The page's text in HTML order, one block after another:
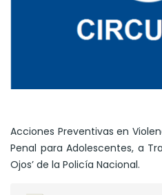
Acciones Preventivas en
Penal para Adolescentes, a
Ojos’ de la Policía Nacional.